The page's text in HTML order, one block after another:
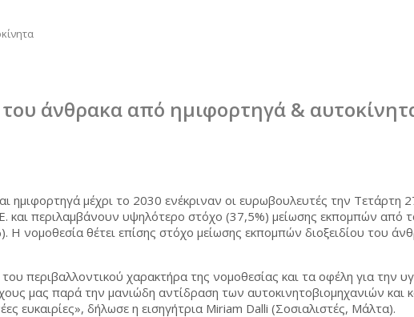
άνθρακα από ημιφορτηγά &
ημιφορτηγά μέχρι το 2030 ενέκριναν οι ευρωβουλευτές την
και περιλαμβάνουν υψηλότερο στόχο (37,5%) μείωσης εκπομπών από
νομοθεσία θέτει επίσης στόχο μείωσης εκπομπών διοξειδίου του
περιβαλλοντικού χαρακτήρα της νομοθεσίας και τα οφέλη για την
μας παρά την μανιώδη αντίδραση των αυτοκινητοβιομηχανιών
ευκαιρίες», δήλωσε η εισηγήτρια Miriam Dalli (Σοσιαλιστές, Μάλτα).